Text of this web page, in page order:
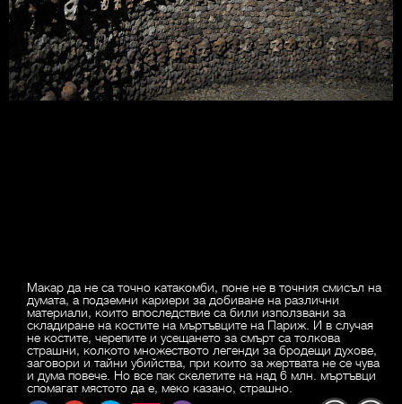
Макар да не са точно катакомби, поне не в точния смисъл на
думата, а подземни кариери за добиване на различни
материали, които впоследствие са били използвани за
складиране на костите на мъртъвците на Париж. И в случая
не костите, черепите и усещането за смърт са толкова
страшни, колкото множеството легенди за бродещи духове,
заговори и тайни убийства, при които за жертвата не се чува
и дума повече. Но все пак скелетите на над 6 млн. мъртъвци
спомагат мястото да е, меко казано, страшно.